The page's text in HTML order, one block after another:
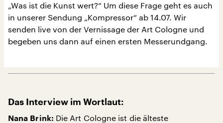
„Was ist die Kunst wert?“ Um diese Frage geht es auch
in unserer Sendung „Kompressor“ ab 14.07. Wir
senden live von der Vernissage der Art Cologne und
begeben uns dann auf einen ersten Messerundgang.
Das Interview im Wortlaut:
Nana Brink: Die Art Cologne ist die älteste